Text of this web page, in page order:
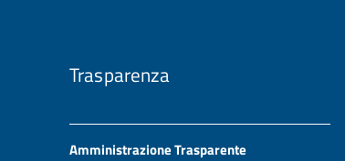
Trasparenza
Amministrazione Trasparente